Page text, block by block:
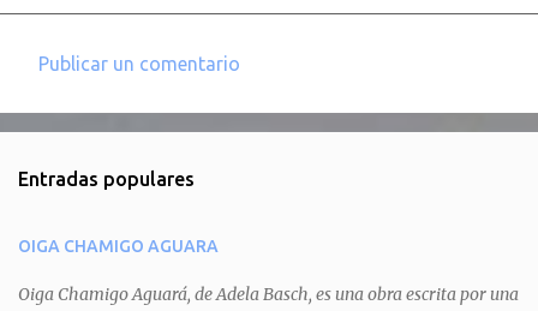
e
t
a
Publicar un comentario
Entradas populares
OIGA CHAMIGO AGUARA
Oiga Chamigo Aguará, de Adela Basch, es una obra escrita por una